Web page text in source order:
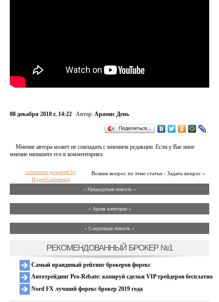
08 декабря 2018 г. 14:22 Автор: Арамис День
Поделиться…
Мнение автора может не совпадать с мнением редакции. Если у Вас иное
мнение напишите его в комментариях.
Возник вопрос по теме статьи - Задать вопрос »
comments powered by
HyperComments
« Предыдущая новость «
» Архив категории «
» Следующая новость »
РЕКОМЕНДОВАННЫЙ БРОКЕР №1
Самый правдивый рейтинг брокеров форекс
Автотрейдинг Pro-Rebate: копируй сделки VIP трейдеров бесплатно
Nord FX лучший форекс брокер 2019 года